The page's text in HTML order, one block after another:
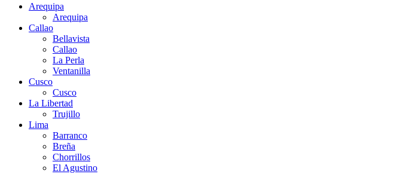
Arequipa
Arequipa
Callao
Bellavista
Callao
La Perla
Ventanilla
Cusco
Cusco
La Libertad
Trujillo
Lima
Barranco
Breña
Chorrillos
El Agustino